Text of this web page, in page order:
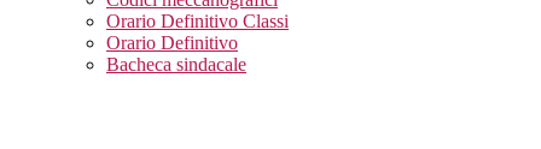
Orario Definitivo Classi
Orario Definitivo
Bacheca sindacale